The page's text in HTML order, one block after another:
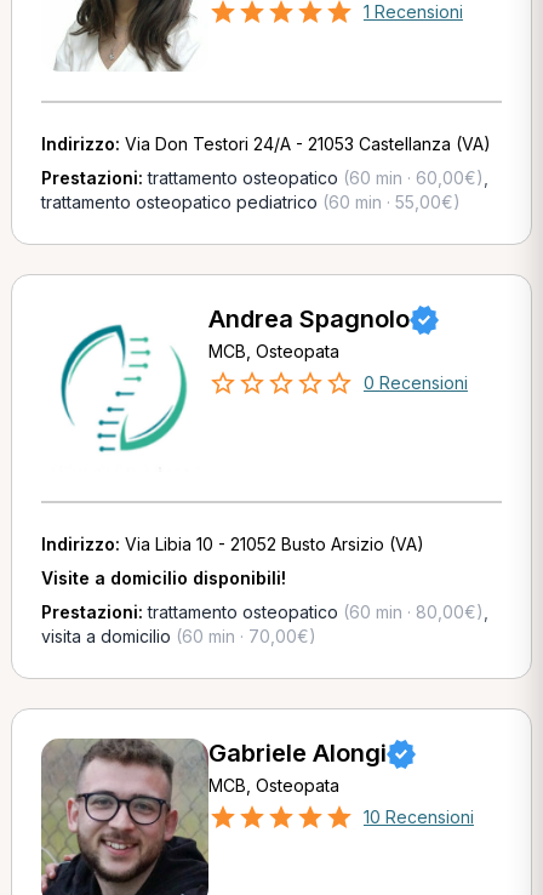
1 Recensioni
Indirizzo: Via Don Testori 24/A - 21053 Castellanza (VA)
Prestazioni:trattamento osteopatico (60 min · 60,00€)
trattamento osteopatico pediatrico (60 min · 55,00€)
Andrea Spagnolo
MCB, Osteopata
0 Recensioni
Indirizzo: Via Libia 10 - 21052 Busto Arsizio (VA)
Visite a domicilio disponibili!
Prestazioni:trattamento osteopatico (60 min · 80,00€)
visita a domicilio (60 min · 70,00€)
Gabriele Alongi
MCB, Osteopata
10 Recensioni